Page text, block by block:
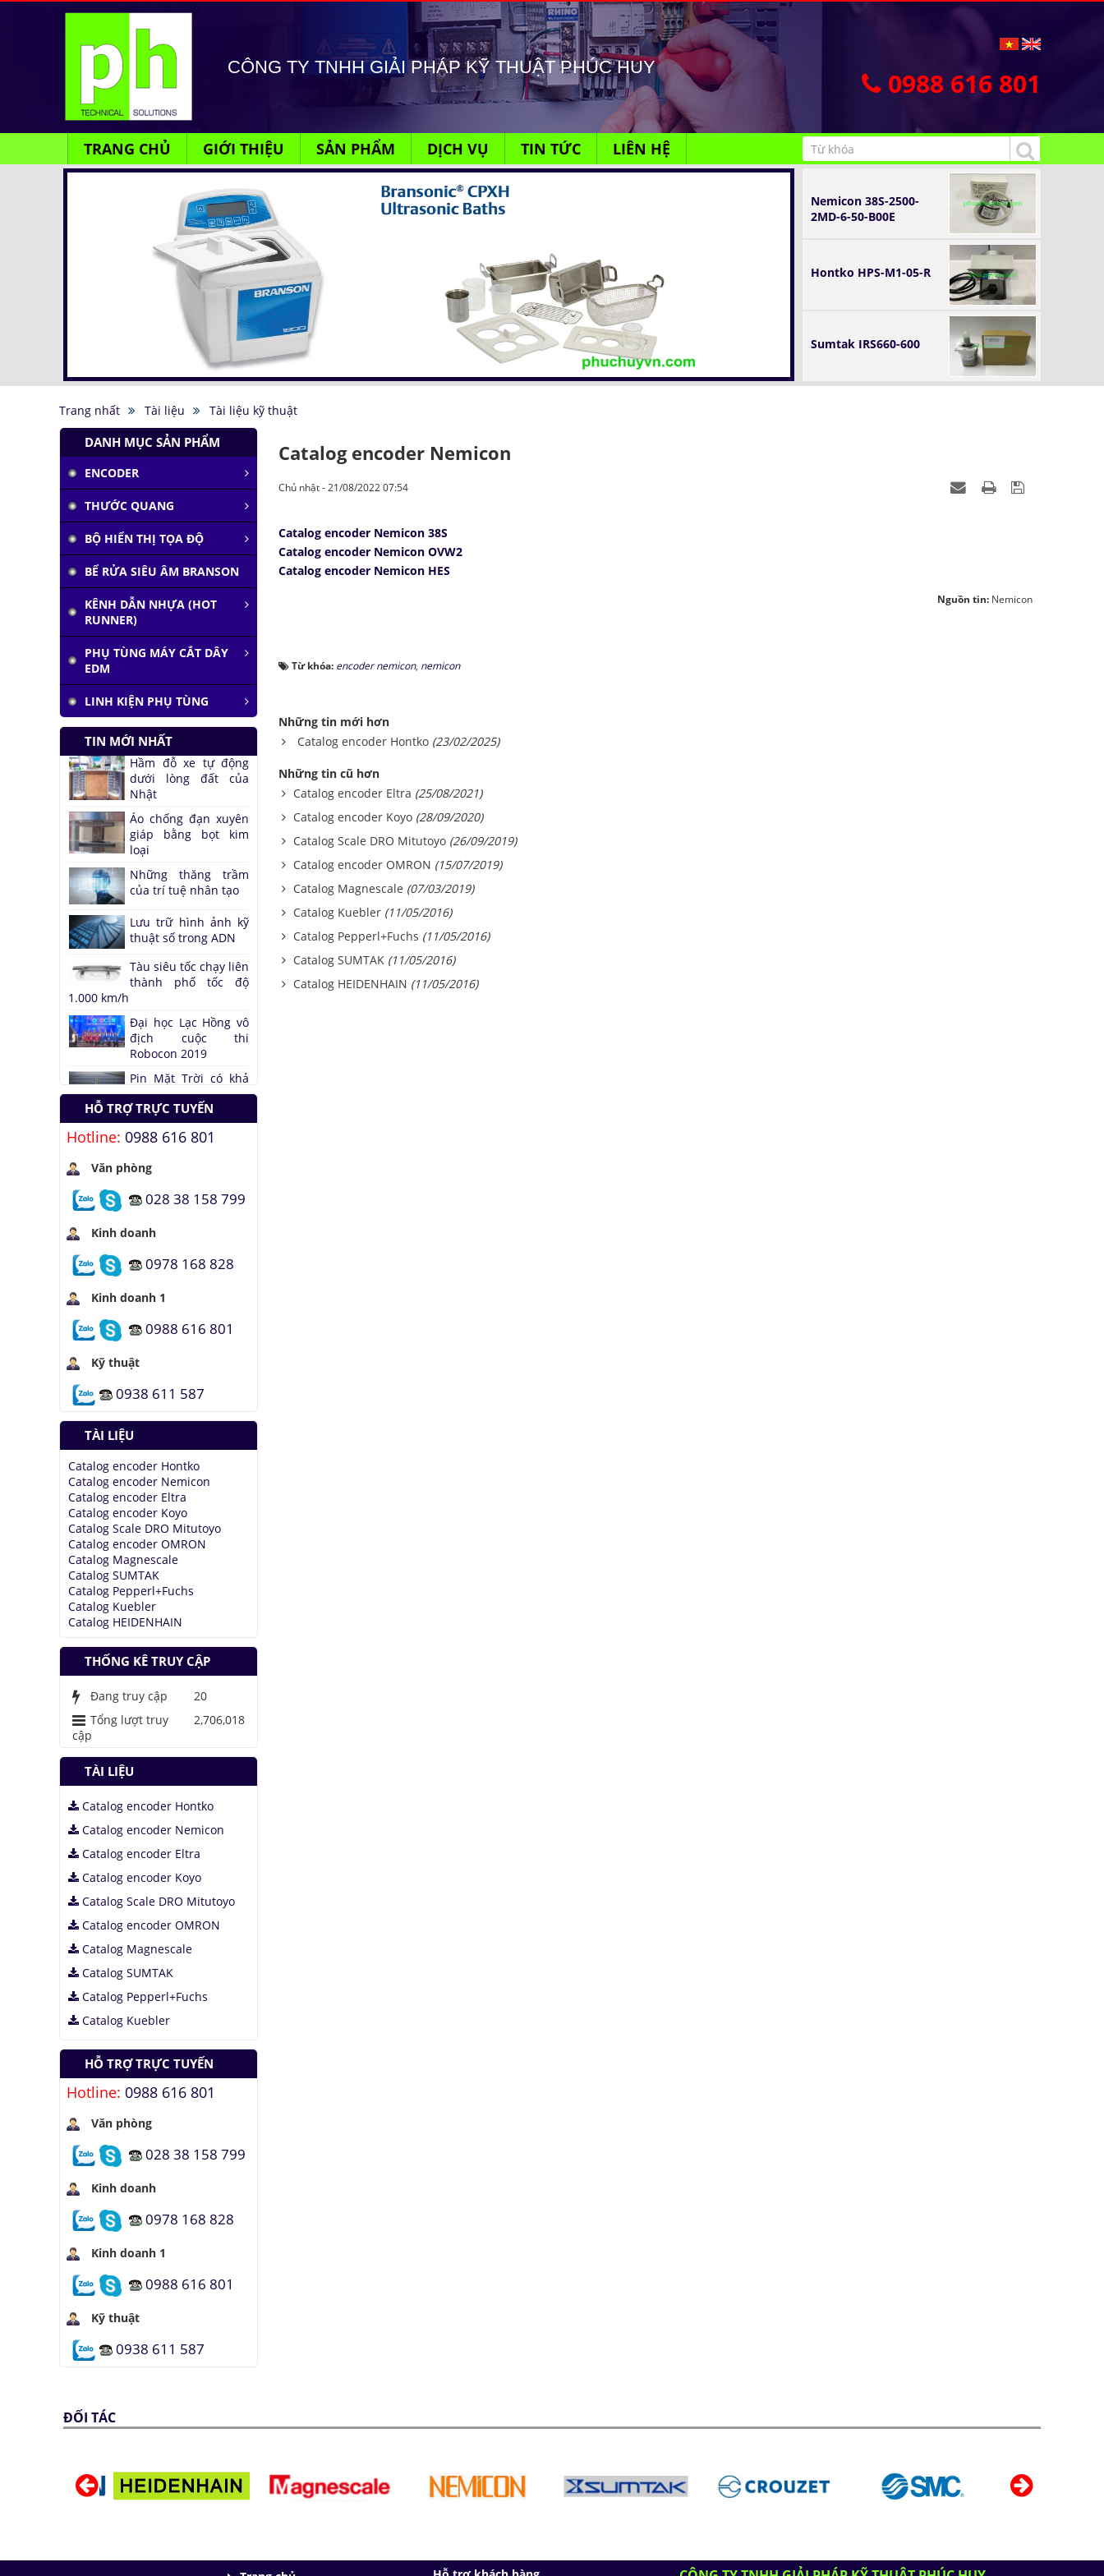
CÔNG TY TNHH GIẢI PHÁP KỸ THUẬT PHÚC HUY 0988 616 801
TRANG CHỦ GIỚI THIỆU SẢN PHẨM DỊCH VỤ TIN TỨC LIÊN HỆ
Nemicon 38S-2500-
2MD-6-50-B00E
Hontko HPS-M1-05-R
Sumtak IRS660-600
Trang nhất Tài liệu Tài liệu kỹ thuật
Catalog encoder Nemicon
Chủ nhật - 21/08/2022 07:54
Catalog encoder Nemicon 38S
Catalog encoder Nemicon OVW2
Catalog encoder Nemicon HES
Nguồn tin: Nemicon
Từ khóa: encoder nemicon, nemicon
Những tin mới hơn
Catalog encoder Hontko (23/02/2025)
Những tin cũ hơn
Catalog encoder Eltra (25/08/2021)
Catalog encoder Koyo (28/09/2020)
Catalog Scale DRO Mitutoyo (26/09/2019)
Catalog encoder OMRON (15/07/2019)
Catalog Magnescale (07/03/2019)
Catalog Kuebler (11/05/2016)
Catalog Pepperl+Fuchs (11/05/2016)
Catalog SUMTAK (11/05/2016)
Catalog HEIDENHAIN (11/05/2016)
DANH MỤC SẢN PHẨM
ENCODER
THƯỚC QUANG
BỘ HIỂN THỊ TỌA ĐỘ
BỂ RỬA SIÊU ÂM BRANSON
KÊNH DẪN NHỰA (HOT
RUNNER)
PHỤ TÙNG MÁY CẮT DÂY
EDM
LINH KIỆN PHỤ TÙNG
TIN MỚI NHẤT
Tàu siêu tốc chạy liên
thành phố tốc độ
1.000 km/h
Đại học Lạc Hồng vô
địch cuộc thi
Robocon 2019
Pin Mặt Trời có khả
năng tái tạo ánh
sáng
quang hợp để tạo
nhiên liệu
Hầm đỗ xe tự động
dưới lòng đất của
Nhật
Áo chống đạn xuyên
giáp bằng bọt kim
loại
Những thăng trầm
của trí tuệ nhân tạo
Lưu trữ hình ảnh kỹ
Tàu siêu tốc chạy liên
1.000 km/h
Đại học Lạc Hồng vô
Robocon 2019
Pin Mặt Trời có khả
năng tái tạo ánh
sáng
Đảo ngược quá trình
quang hợp để tạo
nhiên liệu
dưới lòng đất của
giáp bằng bọt kim
Những thăng trầm
thuật số trong ADN
HỖ TRỢ TRỰC TUYẾN
Hotline: 0988 616 801
Văn phòng
028 38 158 799
Kinh doanh
0978 168 828
Kinh doanh 1
0988 616 801
Kỹ thuật
0938 611 587
TÀI LIỆU
Catalog encoder Hontko
Catalog encoder Nemicon
Catalog encoder Eltra
Catalog encoder Koyo
Catalog Scale DRO Mitutoyo
Catalog encoder OMRON
Catalog Magnescale
Catalog SUMTAK
Catalog Pepperl+Fuchs
Catalog Kuebler
Catalog HEIDENHAIN
THỐNG KÊ TRUY CẬP
Đang truy cập
20
Tổng lượt truy
cập
2,706,018
TÀI LIỆU
Catalog encoder Hontko
Catalog encoder Nemicon
Catalog encoder Eltra
Catalog encoder Koyo
Catalog Scale DRO Mitutoyo
Catalog encoder OMRON
Catalog Magnescale
Catalog SUMTAK
Catalog Pepperl+Fuchs
Catalog Kuebler
HỖ TRỢ TRỰC TUYẾN
Hotline: 0988 616 801
Văn phòng
028 38 158 799
Kinh doanh
0978 168 828
Kinh doanh 1
0988 616 801
Kỹ thuật
0938 611 587
ĐỐI TÁC